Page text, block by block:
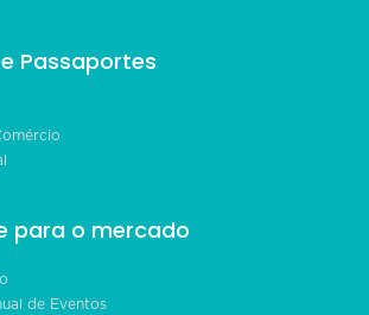
Passaportes
para o mercado
de Eventos